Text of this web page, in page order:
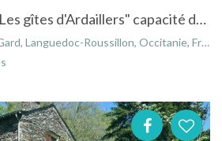
Location de Gîtes " Les gîtes d'Ardaillers" capacité de 3 à 8 personnes
Languedoc-Roussillon, Occitanie, France